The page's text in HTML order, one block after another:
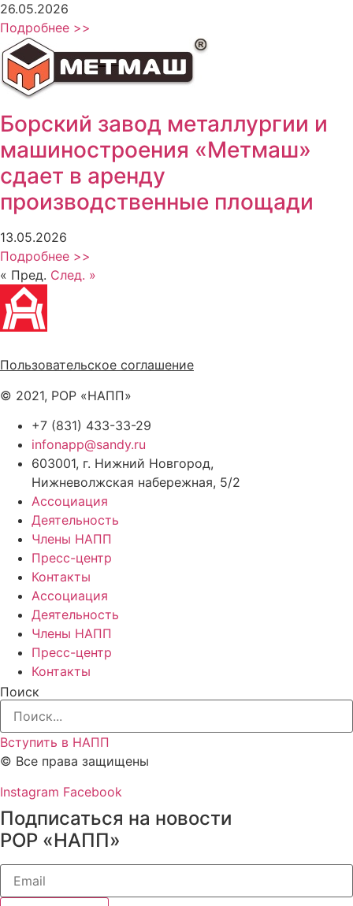
26.05.2026
Подробнее >>
Борский завод металлургии и
машиностроения «Метмаш»
сдает в аренду
производственные площади
13.05.2026
Подробнее >>
« Пред. След. »
Пользовательское соглашение
© 2021, РОР «НАПП»
+7 (831) 433-33-29
infonapp@sandy.ru
603001, г. Нижний Новгород,
Нижневолжская набережная, 5/2
Ассоциация
Деятельность
Члены НАПП
Пресс-центр
Контакты
Ассоциация
Деятельность
Члены НАПП
Пресс-центр
Контакты
Поиск
Вступить в НАПП
© Все права защищены
Instagram Facebook
Подписаться на новости
РОР «НАПП»